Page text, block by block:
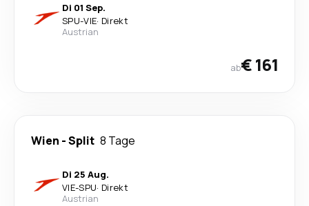
Di 01 Sep.
SPU-VIE· Direkt
Austrian
ab€ 161
Wien -Split 8 Tage
Di 25 Aug.
VIE-SPU· Direkt
Austrian